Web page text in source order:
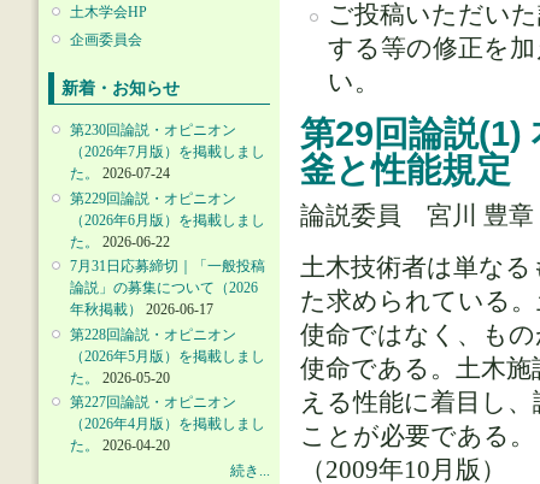
土木学会HP
企画委員会
新着・お知らせ
第230回論説・オピニオン
（2026年7月版）を掲載しまし
た。
2026-07-24
第229回論説・オピニオン
（2026年6月版）を掲載しまし
た。
2026-06-22
7月31日応募締切｜「一般投稿
論説」の募集について（2026
年秋掲載）
2026-06-17
第228回論説・オピニオン
（2026年5月版）を掲載しまし
た。
2026-05-20
第227回論説・オピニオン
（2026年4月版）を掲載しまし
た。
2026-04-20
続き...
ご投稿いただい
する等の修正を
い。
第29回論説(1)
釜と性能規定
論説委員 宮川 豊
土木技術者は単な
た求められている
使命ではなく、も
使命である。土木
える性能に着目し
ことが必要である。
（2009年10月版）